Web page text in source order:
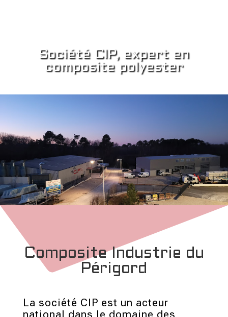
Société CIP, expert en
composite polyester
Composite Industrie du
Périgord
La société CIP est un acteur
national dans le domaine des